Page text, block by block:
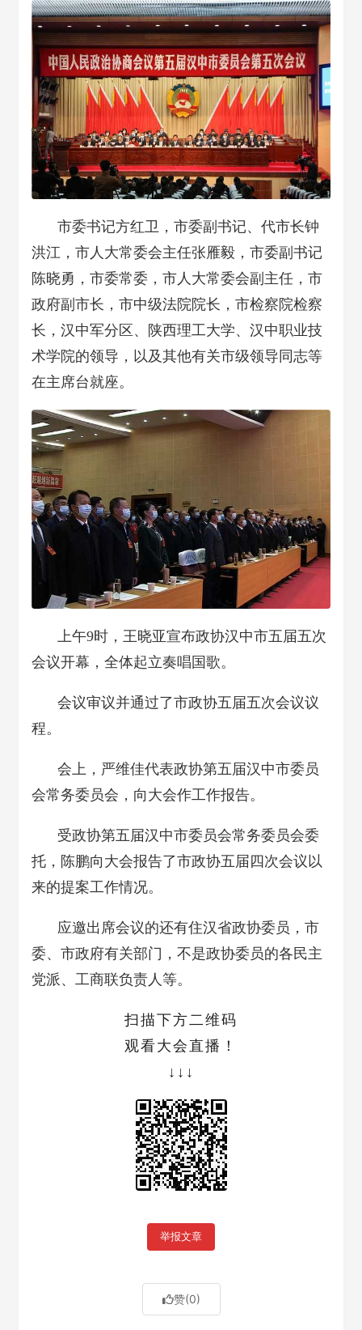
市委书记方红卫，市委副书记、代市长钟
洪江，市人大常委会主任张雁毅，市委副书记
陈晓勇，市委常委，市人大常委会副主任，市
政府副市长，市中级法院院长，市检察院检察
长，汉中军分区、陕西理工大学、汉中职业技
术学院的领导，以及其他有关市级领导同志等
在主席台就座。
上午9时，王晓亚宣布政协汉中市五届五次
会议开幕，全体起立奏唱国歌。
会议审议并通过了市政协五届五次会议议
程。
会上，严维佳代表政协第五届汉中市委员
会常务委员会，向大会作工作报告。
受政协第五届汉中市委员会常务委员会委
托，陈鹏向大会报告了市政协五届四次会议以
来的提案工作情况。
应邀出席会议的还有住汉省政协委员，市
委、市政府有关部门，不是政协委员的各民主
党派、工商联负责人等。
扫描下方二维码
观看大会直播！
↓↓↓
举报文章
赞(0)